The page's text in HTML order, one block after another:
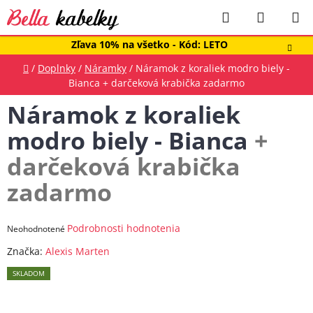
Prejsť
na
obsah
Zľava 10% na všetko - Kód: LETO
Hľadať
KOŠÍK
Domov
/ Doplnky / Náramky / Náramok z koraliek modro biely -
Bianca + darčeková krabička zadarmo
Náramok z koraliek
modro biely - Bianca +
darčeková krabička
zadarmo
Priemerné
produktu
je
Neohodnotené Podrobnosti hodnotenia
Značka: Alexis Marten
SKLADOM